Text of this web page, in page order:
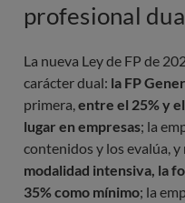
profesional
La nueva Ley de FP de
carácter dual: la FP
primera, entre el 25% y
lugar en empresas; la
contenidos y los evalúa,
modalidad intensiva, la
35% como mínimo; la